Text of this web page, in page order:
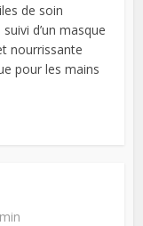
de soin
d’un masque
nourrissante
pour les mains